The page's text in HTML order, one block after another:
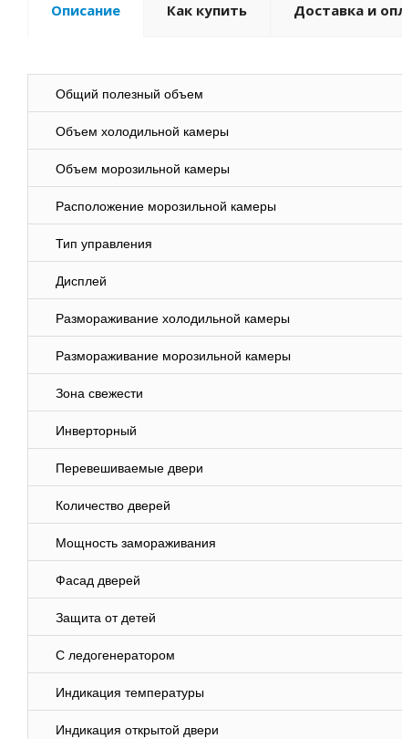
Описание Как купить Доставка и
Общий полезный объем
Объем холодильной камеры
Объем морозильной камеры
Расположение морозильной камеры
Тип управления
Дисплей
Размораживание холодильной камеры
Размораживание морозильной камеры
Зона свежести
Инверторный
Перевешиваемые двери
Количество дверей
Мощность замораживания
Фасад дверей
Защита от детей
С ледогенератором
Индикация температуры
Индикация открытой двери